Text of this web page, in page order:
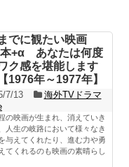
でに観たい映画
+α あなたは何度
ク感を堪能します
1976年～1977年】
7/13
海外TVドラマ
の映画が生まれ、消えていき
人生の岐路において様々なき
与えてくれたり、進む力や勇
てくれるのも映画の素晴らし